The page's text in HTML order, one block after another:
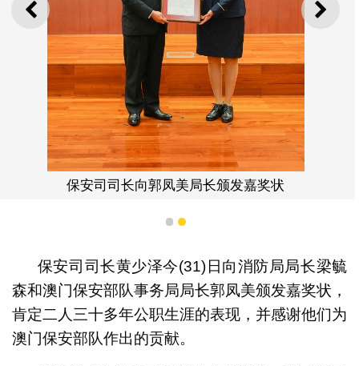
上一则 下一
保安司司长向郭凤美局长颁发嘉奖状
1 2
保安司司长黄少泽今(31)日向消防局局长梁毓
森和澳门保安部队事务局局长郭凤美颁发嘉奖状，
肯定二人三十多年公职生涯的表现，并感谢他们为
澳门保安部队作出的贡献。